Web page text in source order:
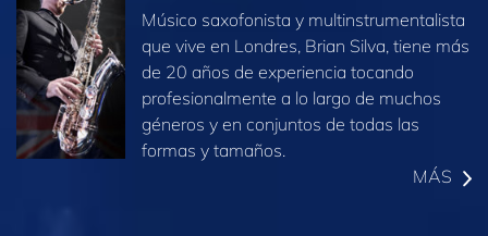
Músico saxofonista y multinstrumentalista
que vive en Londres, Brian Silva, tiene más
de 20 años de experiencia tocando
profesionalmente a lo largo de muchos
géneros y en conjuntos de todas las
formas y tamaños.
MÁS